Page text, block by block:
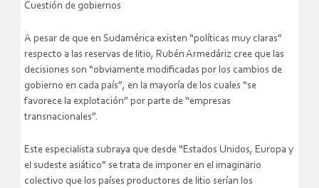
Cuestión de gobiernos
A pesar de que en Sudamérica existen “políticas muy claras”
respecto a las reservas de litio, Rubén Armedáriz cree que las
decisiones son “obviamente modificadas por los cambios de
gobierno en cada país”, en la mayoría de los cuales “se
favorece la explotación” por parte de “empresas
transnacionales”.
Este especialista subraya que desde “Estados Unidos, Europa y
el sudeste asiático” se trata de imponer en el imaginario
colectivo que los países productores de litio serían los